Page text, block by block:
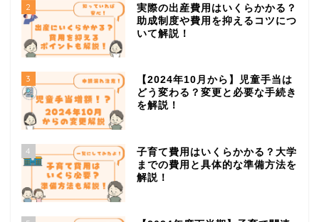
2
実際の出産費用はいくらかかる？
助成制度や費用を抑えるコツにつ
いて解説！
3
【2024年10月から】児童手当は
どう変わる？変更と必要な手続き
を解説！
4
子育て費用はいくらかかる？大学
までの費用と具体的な準備方法を
解説！